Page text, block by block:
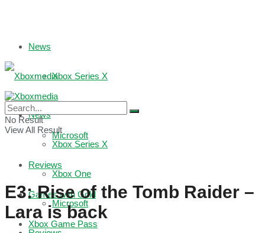
News
Xbox Series X
Microsoft
Reviews
Games with Gold
Xbox Game Pass
News
Xbox Series X
Xbox One
Microsoft
No Result
View All Result
E3: Rise of the Tomb Raider –
Lara is back